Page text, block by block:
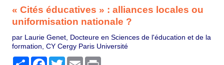
« Cités éducatives » : alliances locales ou
uniformisation nationale ?
par Laurie Genet, Docteure en Sciences de l'éducation et de la
formation, CY Cergy Paris Université
PartagerFacebook
TwitterEmail